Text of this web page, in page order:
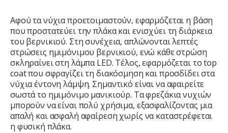
Αφού τα νύχια προετοιμαστούν, εφαρμόζεται η βάση
που προστατεύει την πλάκα και ενισχύει τη διάρκεια
του βερνικιού. Στη συνέχεια, απλώνονται λεπτές
στρώσεις ημιμόνιμου βερνικιού, ενώ κάθε στρώση
σκληραίνει στη λάμπα LED. Τέλος, εφαρμόζεται το top
coat που σφραγίζει τη διακόσμηση και προσδίδει στα
νύχια έντονη λάμψη. Σημαντικό είναι να αφαιρείτε
σωστά το ημιμόνιμο μανικιούρ. Τα φρεζάκια νυχιών
μπορούν να είναι πολύ χρήσιμα, εξασφαλίζοντας μια
απαλή και ασφαλή αφαίρεση χωρίς να καταστρέφεται
η φυσική πλάκα.